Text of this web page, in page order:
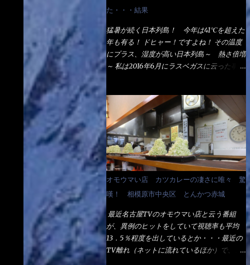
やっぱり＜湯無し＞注文は、裏注文方法とし
てあるらしい。 それと店員によっては、理
解出来ない者も居るらしい云う事。 そこで
ランチ混雑前に、行くのが店への配慮でもあ
る。 11:20 店内に入り・・・『釜揚げうど
し？』（これだ全く理解していないな） す
ると茹で方の若い女性店員が『いい！い
い！！』とオッサンを向こうへやった。 で
サッサと、木桶を用意してうどんだけ入れて
出して来ました。 な～るほど、この事
か・・・ で今日の2021年後半1回目のサラメ
シです。 見事に木桶には湯が入っていな
い、UDONだけです。 しかし、この木桶デ
カイなぁ～ 試したいこと残りの1つが＜得＞
大しか食べていないからね、得がどれくらい
の満腹度になるのか？ この得サイズの木桶
は、銭湯で使う洗い桶サイズだなぁ～ この
木桶サイズに、満々と湯が注がれていたら食
た・・・結果
猛暑が続く日本列島！ 今年は41℃を超えた
年も有る！ ドヒャー！ですよね！ その温度
にプラス、湿度が高い日本列島～ 熱さ倍増
～ 私は2016年6月にラスベガスに云った事が
無いね） 処で今日は何だ！？これです。 丸
亀 釜あげうどん！ 日本には、お中元とお
歳暮という古来からの風習がある。 お中元
は、丁度お盆の夏場に日頃お世話になってい
る方への＜ご挨拶＞としての贈り物の習慣で
す。 今では、大分廃れてしまっているか
と・・・小生もお中元やお歳暮など送った事
は無い！（キッパリ） まぁ～この慣習が残
っているのは、官公庁や超大手企業戦士（昇
進目的）などの世界でしょう。 要は、ゴマ
スリ・・・てな感じかな。 丸亀製麺と云え
ば、大阪誕生→全国区（北海道と沖縄は？）
へ広がった、讃岐饂飩チェーン店大手といっ
オモウマい店 カツカレーの凄さに唯々 驚
嘆！ 相模原市中央区 とんかつ赤城
最近名古屋TVのオモウマい店と云う番組
が、異例のヒットをしていて視聴率も平均
13．5％程度を出しているとか・・・最近の
TV離れ（ネットに流れているほか）で、こ